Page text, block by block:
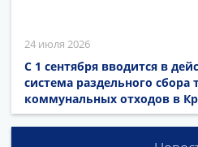
24 июля 2026
С 1 сентября вводится в
система раздельного сбора
коммунальных отходов в